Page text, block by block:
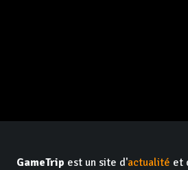
GameTrip est un site d'actualité et